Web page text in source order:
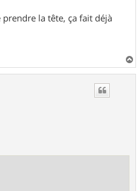
la tête, ça fait déjà
a